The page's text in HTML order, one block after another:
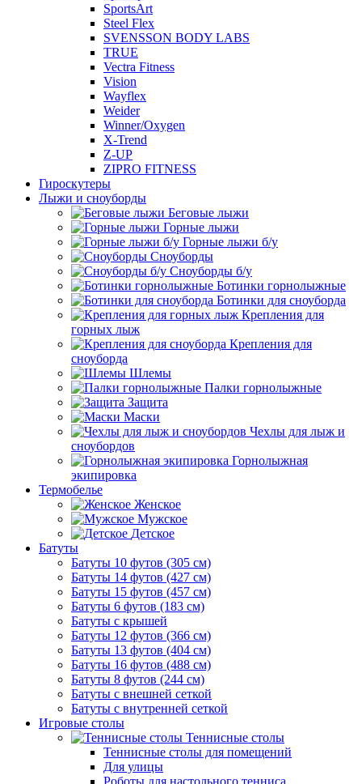
SportsArt
Steel Flex
SVENSSON BODY LABS
TRUE
Vectra Fitness
Vision
Wayflex
Weider
Winner/Oxygen
X-Trend
Z-UP
ZIPRO FITNESS
Гироскутеры
Лыжи и сноуборды
Беговые лыжи
Горные лыжи
Горные лыжи б/у
Сноуборды
Сноуборды б/у
Ботинки горнолыжные
Ботинки для сноуборда
Крепления для
горных лыж
Крепления для
сноуборда
Шлемы
Палки горнолыжные
Защита
Маски
Чехлы для лыж и
сноубордов
Горнолыжная
экипировка
Термобелье
Женское
Мужское
Детское
Батуты
Батуты 10 футов (305 см)
Батуты 14 футов (427 см)
Батуты 15 футов (457 см)
Батуты 6 футов (183 см)
Батуты с крышей
Батуты 12 футов (366 см)
Батуты 13 футов (404 см)
Батуты 16 футов (488 см)
Батуты 8 футов (244 см)
Батуты с внешней сеткой
Батуты с внутренней сеткой
Игровые столы
Теннисные столы
Теннисные столы для помещений
Для улицы
Роботы для настольного тенниса